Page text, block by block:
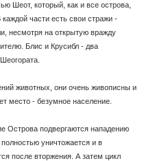
Шеот, который, как и все острова,
части есть свои стражи -
несмотря на открытую вражду
Блис и Крусибл - два
животных, они очень живописны и
место - безумное население.
Острова подвергаются нападению
уничтожается и в
после вторжения. А затем цикл